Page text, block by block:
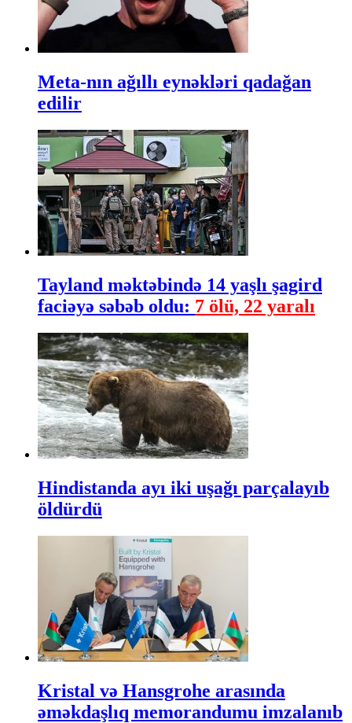
Meta-nın ağıllı eynəkləri qadağan
edilir
Tayland məktəbində 14 yaşlı şagird
faciəyə səbəb oldu: 7 ölü, 22 yaralı
Hindistanda ayı iki uşağı parçalayıb
öldürdü
Kristal və Hansgrohe arasında
əməkdaşlıq memorandumu imzalanıb